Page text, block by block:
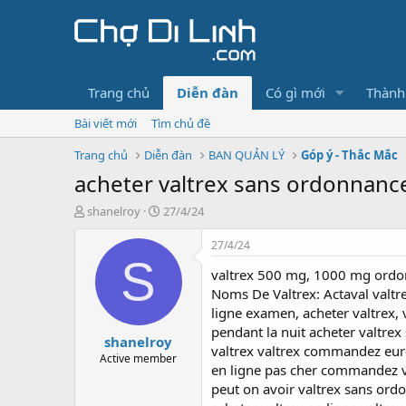
Trang chủ Diễn đàn Có gì mới
Bài viết mới
Tìm chủ đề
Trang chủ
Diễn đàn BAN QUẢN LÝ Góp ý - Thắc Mắc
acheter valtrex sans
T
shanelroy
N
à
27/4/24
S
shanelroy
Active member
27/4/24
valtrex 500 mg, 1000 mg
Noms De Valtrex: Actaval
ligne examen, acheter
pendant la nuit acheter
valtrex valtrex commandez
en ligne pas cher
peut on avoir valtrex sans